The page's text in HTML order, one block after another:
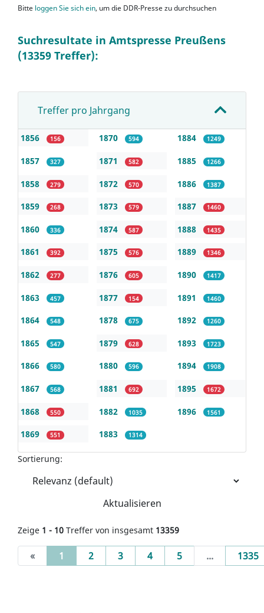
Bitte loggen Sie sich ein, um die DDR-Presse zu durchsuchen
Suchresultate in Amtspresse Preußens
(13359 Treffer):
Treffer pro Jahrgang
1856 156
1857 327
1858 279
1859 268
1860 336
1861 392
1862 277
1863 457
1864 548
1865 547
1866 580
1867 568
1868 550
1869 551
1870 594
1871 582
1872 570
1873 579
1874 587
1875 576
1876 605
1877 154
1878 675
1879 628
1880 596
1881 692
1882 1035
1883 1314
1884 1249
1885 1266
1886 1387
1887 1460
1888 1435
1889 1346
1890 1417
1891 1460
1892 1260
1893 1723
1894 1908
1895 1672
1896 1561
Sortierung:
Aktualisieren
Zeige 1 - 10 Treffer von insgesamt 13359
« 1 (current)
2 3 4 5 ... 1335